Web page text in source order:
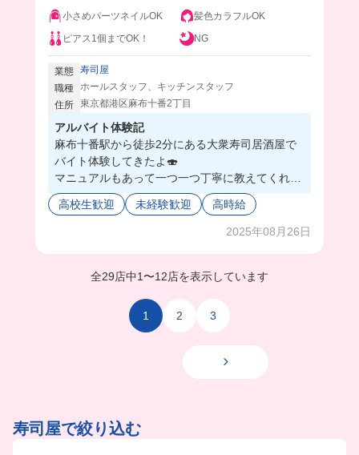
小さめパーツネイルOK
髪色カラフルOK
ピアス1個までOK！
NG
業態 寿司屋
職種 ホールスタッフ、キッチンスタッフ
住所 東京都港区麻布十番2丁目
アルバイト体験記
麻布十番駅から徒歩2分にある大衆寿司居酒屋で
バイト体験してきたよ🍣
マニュアルもあって一つ一つ丁寧に教えてくれた
からバイト初心者さんでも安心して働けそう🥺💖
しかもまかないで海鮮丼が食べれちゃうの！最高
すぎない？🫶🏻うどんや天丼なども食べれるみた
かなくない❓
※まかないの内容は、仕入状況などにより変更と
なる場合があります
高校生歓迎 未経験歓迎 高時給
2025年08月26日
全29店中1〜12店を表示しています
1 2 3
寿司屋で絞り込む